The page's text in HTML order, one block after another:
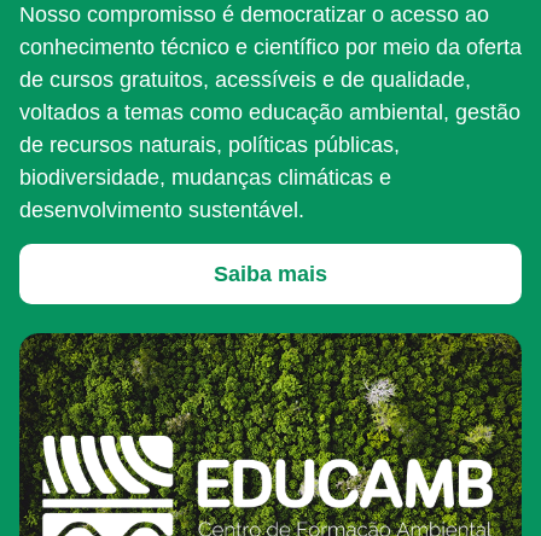
Nosso compromisso é democratizar o acesso ao
conhecimento técnico e científico por meio da oferta
de cursos gratuitos, acessíveis e de qualidade,
voltados a temas como educação ambiental, gestão
de recursos naturais, políticas públicas,
biodiversidade, mudanças climáticas e
desenvolvimento sustentável.
Saiba mais